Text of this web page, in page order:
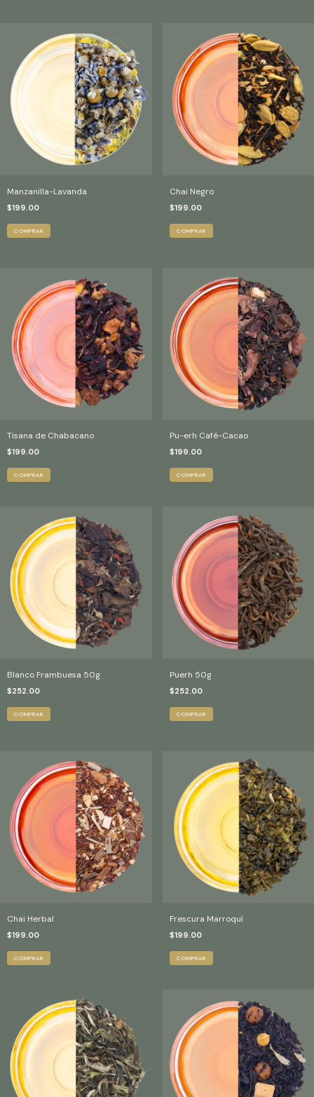
Manzanilla-Lavanda
$199.00
Chai Negro
$199.00
COMPRAR
Tisana de Chabacano
$199.00
COMPRAR
Pu-erh Café-Cacao
$199.00
COMPRAR
Blanco Frambuesa 50g
$252.00
Puerh 50g
$252.00
Chai Herbal
$199.00
COMPRAR
Frescura Marroquí
$199.00
COMPRAR